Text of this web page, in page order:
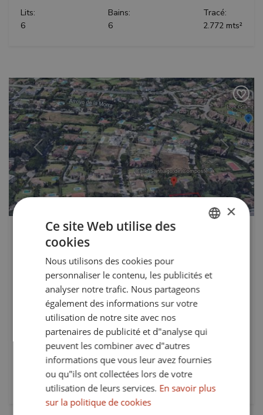
Lits:
6
Bains:
6
Tracé:
2.772 mts²
Précédent Suivant
1.075.000 €
Parcelle de grande dimension, plate et
avec vue sur la mer, située dans le
quartier Reyes y Reinas.
Parcelle de grande taille et relativement plate à vendre
dans l’urbanisation de Sotogrande, à proximité de la zone
du Polo. Située au fond d’une impasse, très calme et avec
très peu de circulation. Elle bénéficie d’un...
2.732 mts²
×
Ce site Web utilise des
cookies
Nous utilisons des cookies pour
personnaliser le contenu, les publicités et
analyser notre trafic. Nous partageons
également des informations sur votre
utilisation de notre site avec nos
partenaires de publicité et d"analyse qui
peuvent les combiner avec d"autres
informations que vous leur avez fournies
ou qu"ils ont collectées lors de votre
utilisation de leurs services. En savoir plus
sur la politique de cookies